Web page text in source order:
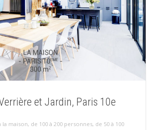
et Jardin, Paris 10e
la maison, de 100 à 200 personnes, de 50 à 100